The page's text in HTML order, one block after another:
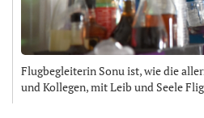
Flugbegleiterin Sonu ist, wie die
und Kollegen, mit Leib und Seele